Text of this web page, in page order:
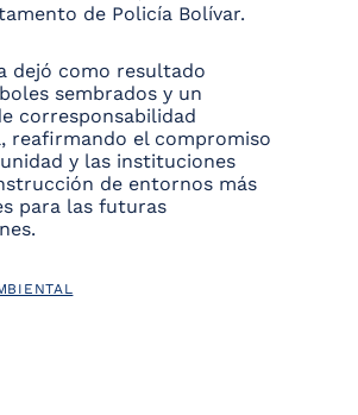
de Policía Bolívar.
dejó como resultado
sembrados y un
corresponsabilidad
reafirmando el compromiso
y las instituciones
de entornos más
para las futuras